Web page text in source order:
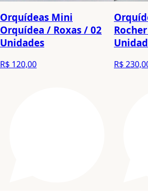
Orquídeas Mini
Orquídea / Roxas / 02
Unidades
R$ 120,00 R$